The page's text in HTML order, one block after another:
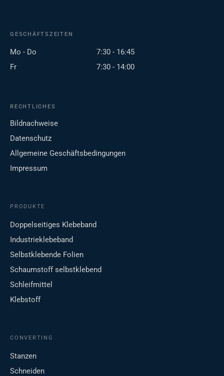
GESCHÄFTSZEITEN
Mo - Do
7:30 - 16:45
Fr
7:30 - 14:00
RECHTLICHES
Bildnachweise
Datenschutz
Allgemeine Geschäftsbedingungen
Impressum
PRODUKTE
Doppelseitiges Klebeband
Industrieklebeband
Selbstklebende Folien
Schaumstoff selbstklebend
Schleifmittel
Klebstoff
CONVERTING
Stanzen
Schneiden